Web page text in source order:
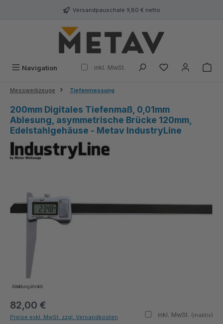
Versandpauschale 9,80 € netto
Navigation inkl. MwSt.
Messwerkzeuge Tiefenmessung
200mm Digitales Tiefenmaß, 0,01mm
Ablesung, asymmetrische Brücke 120mm,
Edelstahlgehäuse - Metav IndustryLine
Abbildung ähnlich
82,00 €
inkl. MwSt. (inaktiv)
Preise exkl. MwSt. zzgl. Versandkosten